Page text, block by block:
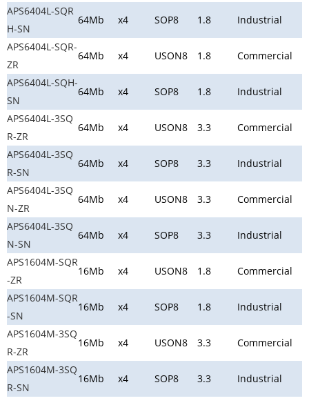
APS6404L-SQR
H-SN
64Mb x4 SOP8 1.8 Industrial
APS6404L-SQR-
ZR
64Mb x4 USON8 1.8 Commercial
APS6404L-SQH-
SN
64Mb x4 SOP8 1.8 Industrial
APS6404L-3SQ
R-ZR
64Mb x4 USON8 3.3 Commercial
APS6404L-3SQ
R-SN
64Mb x4 SOP8 3.3 Industrial
APS6404L-3SQ
N-ZR
64Mb x4 USON8 3.3 Commercial
APS6404L-3SQ
N-SN
64Mb x4 SOP8 3.3 Industrial
APS1604M-SQR
-ZR
16Mb x4 USON8 1.8 Commercial
APS1604M-SQR
-SN
16Mb x4 SOP8 1.8 Industrial
APS1604M-3SQ
R-ZR
16Mb x4 USON8 3.3 Commercial
APS1604M-3SQ
R-SN
16Mb x4 SOP8 3.3 Industrial